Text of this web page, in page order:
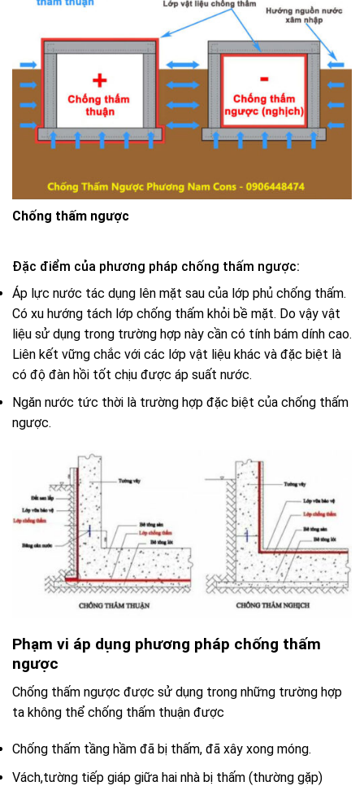
Chống thấm ngược
Đặc điểm của phương pháp chống thấm ngược:
Áp lực nước tác dụng lên mặt sau của lớp phủ chống thấm.
Có xu hướng tách lớp chống thấm khỏi bề mặt. Do vậy vật
liệu sử dụng trong trường hợp này cần có tính bám dính cao.
Liên kết vững chắc với các lớp vật liệu khác và đặc biệt là
có độ đàn hồi tốt chịu được áp suất nước.
Ngăn nước tức thời là trường hợp đặc biệt của chống thấm
ngược.
Phạm vi áp dụng phương pháp chống thấm
ngược
Chống thấm ngược được sử dụng trong những trường hợp
ta không thể chống thấm thuận được
Chống thấm tầng hầm đã bị thấm, đã xây xong móng.
Vách,tường tiếp giáp giữa hai nhà bị thấm (thường gặp)